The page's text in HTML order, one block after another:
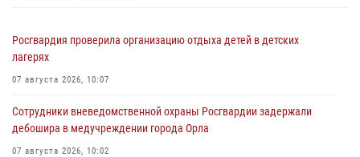
Росгвардия проверила организацию отдыха детей в детских
лагерях
07 августа 2026, 10:07
Сотрудники вневедомственной охраны Росгвардии задержали
дебошира в медучреждении города Орла
07 августа 2026, 10:02